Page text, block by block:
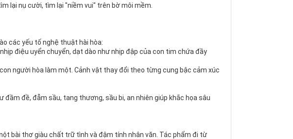
lại nụ cười, tìm lại "niềm vui" trên bờ môi mềm.
các yếu tố nghệ thuật hài hòa:
điệu uyển chuyển, dạt dào như nhịp đập của con tim chứa đầy
người hòa làm một. Cảnh vật thay đổi theo từng cung bậc cảm xúc
đầm đề, đẫm sầu, tang thương, sầu bi, an nhiên giúp khắc họa sâu
bài thơ giàu chất trữ tình và đậm tính nhân văn. Tác phẩm đi từ